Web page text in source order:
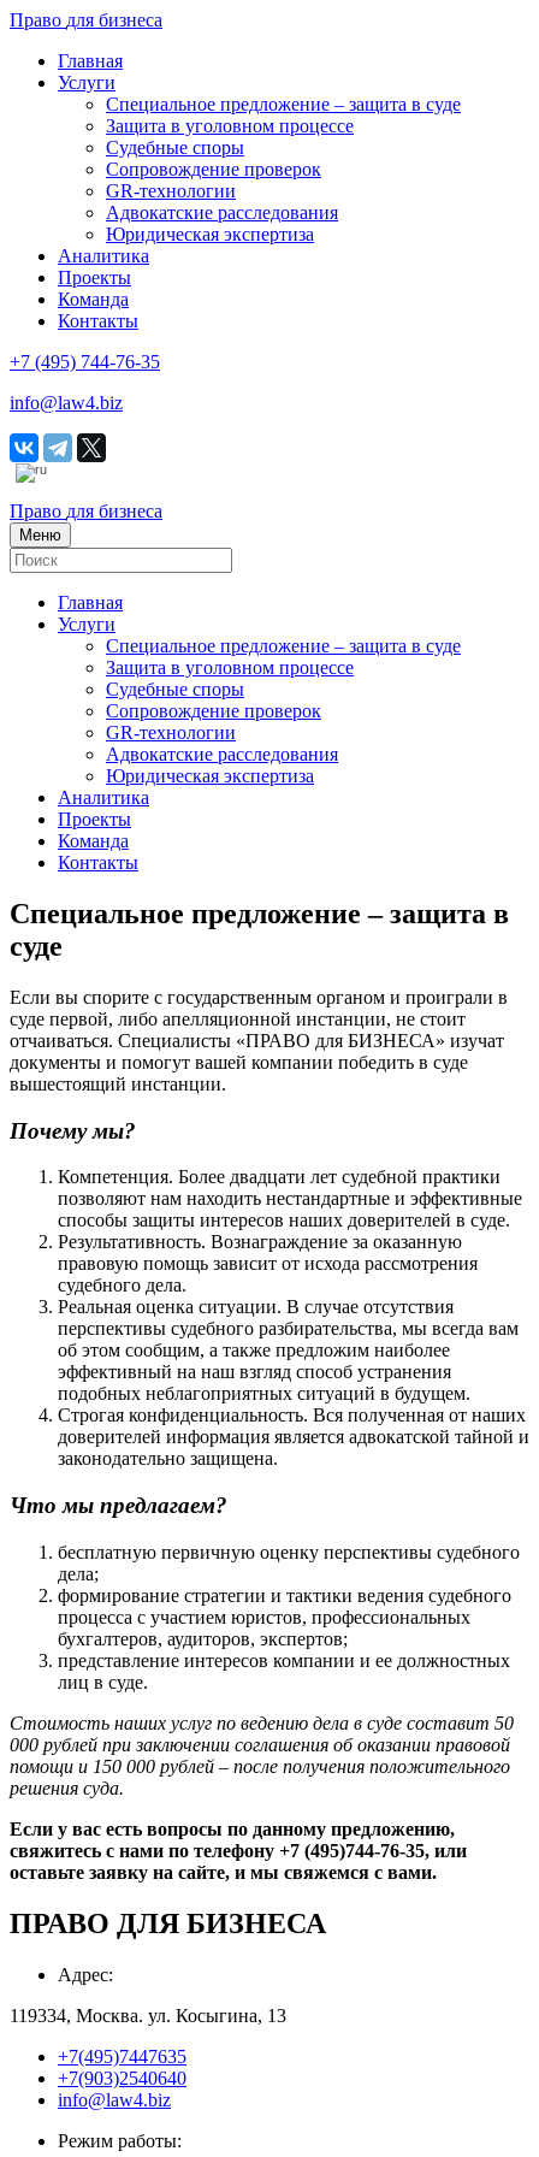
Право для бизнеса
Главная
Услуги
Специальное предложение – защита в суде
Защита в уголовном процессе
Судебные споры
Сопровождение проверок
GR-технологии
Адвокатские расследования
Юридическая экспертиза
Аналитика
Проекты
Команда
Контакты
+7 (495) 744-76-35
info@law4.biz
Право для бизнеса
Меню
Главная
Услуги
Специальное предложение – защита в суде
Защита в уголовном процессе
Судебные споры
Сопровождение проверок
GR-технологии
Адвокатские расследования
Юридическая экспертиза
Аналитика
Проекты
Команда
Контакты
Специальное предложение – защита в
суде
Если вы спорите с государственным органом и проиграли в
суде первой, либо апелляционной инстанции, не стоит
отчаиваться. Специалисты «ПРАВО для БИЗНЕСА» изучат
документы и помогут вашей компании победить в суде
вышестоящий инстанции.
Почему мы?
Компетенция. Более двадцати лет судебной практики
позволяют нам находить нестандартные и эффективные
способы защиты интересов наших доверителей в суде.
Результативность. Вознаграждение за оказанную
правовую помощь зависит от исхода рассмотрения
судебного дела.
Реальная оценка ситуации. В случае отсутствия
перспективы судебного разбирательства, мы всегда вам
об этом сообщим, а также предложим наиболее
эффективный на наш взгляд способ устранения
подобных неблагоприятных ситуаций в будущем.
Строгая конфиденциальность. Вся полученная от наших
доверителей информация является адвокатской тайной и
законодательно защищена.
Что мы предлагаем?
бесплатную первичную оценку перспективы судебного
дела;
формирование стратегии и тактики ведения судебного
процесса с участием юристов, профессиональных
бухгалтеров, аудиторов, экспертов;
представление интересов компании и ее должностных
лиц в суде.
Стоимость наших услуг по ведению дела в суде составит 50
000 рублей при заключении соглашения об оказании правовой
помощи и 150 000 рублей – после получения положительного
решения суда.
Если у вас есть вопросы по данному предложению,
свяжитесь с нами по телефону +7 (495)744-76-35, или
оставьте заявку на сайте, и мы свяжемся с вами.
ПРАВО ДЛЯ БИЗНЕСА
Адрес:
119334, Москва. ул. Косыгина, 13
+7(495)7447635
+7(903)2540640
info@law4.biz
Режим работы: